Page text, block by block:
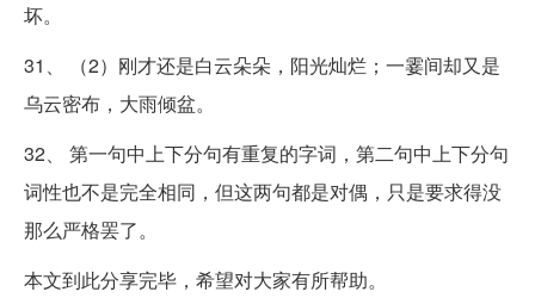
坏。
31、 （2）刚才还是白云朵朵，阳光灿烂；一霎间却又是
乌云密布，大雨倾盆。
32、 第一句中上下分句有重复的字词，第二句中上下分句
词性也不是完全相同，但这两句都是对偶，只是要求得没
那么严格罢了。
本文到此分享完毕，希望对大家有所帮助。